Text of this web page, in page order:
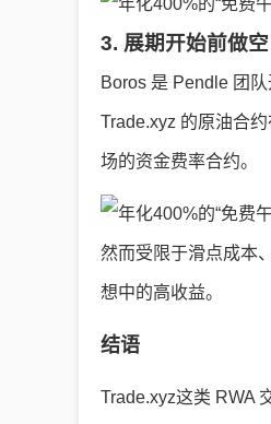
3. 展期开始前做
Boros 是 Pendle 团
Trade.xyz 的原油合
场的资金费率合约。
然而受限于滑点成本
想中的高收益。
结语
Trade.xyz这类 RWA